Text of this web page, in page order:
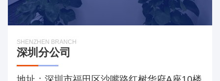
SHENZHEN BRANCH
深圳分公司